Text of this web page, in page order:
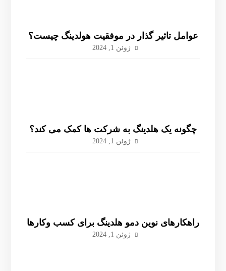
عوامل تاثیر گذار در موفقیت هولدینگ چیست؟
ژوئن 1, 2024
چگونه یک هلدینگ به شرکت ها کمک می کند؟
ژوئن 1, 2024
راهکارهای نوین دمو هلدینگ برای کسب وکارها
ژوئن 1, 2024